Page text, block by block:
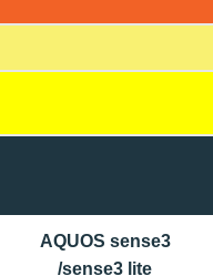
AQUOS sense3
/sense3 lite